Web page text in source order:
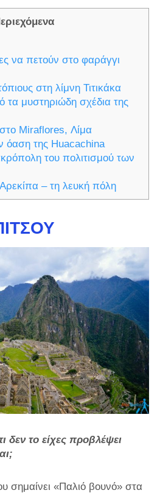
να πετούν στο φαράγγι
στη λίμνη Τιτικάκα
μυστηριώδη σχέδια της
Miraflores, Λίμα
όαση της Huacachina
του πολιτισμού των
– τη λευκή πόλη
δεν το είχες προβλέψει
σημαίνει «Παλιό βουνό» στα